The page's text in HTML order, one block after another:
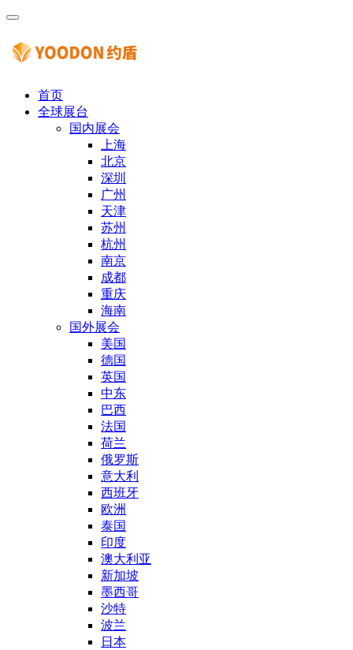
首页
全球展台
国内展会
上海
北京
深圳
广州
天津
苏州
杭州
南京
成都
重庆
海南
国外展会
美国
德国
英国
中东
巴西
法国
荷兰
俄罗斯
意大利
西班牙
欧洲
泰国
印度
澳大利亚
新加坡
墨西哥
沙特
波兰
日本